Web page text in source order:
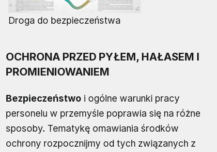
Droga do bezpieczeństwa
OCHRONA PRZED PYŁEM, HAŁASEM I
PROMIENIOWANIEM
Bezpieczeństwo i ogólne warunki pracy
personelu w przemyśle poprawia się na różne
sposoby. Tematykę omawiania środków
ochrony rozpocznijmy od tych związanych z